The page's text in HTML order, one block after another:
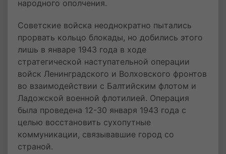
народного ополчения.
Советские войска неоднократно пытались
прорвать кольцо блокады, но добились этого
лишь в январе 1943 года в ходе
стратегической наступательной операции
войск Ленинградского и Волховского фронтов
во взаимодействии с Балтийским флотом и
Ладожской военной флотилией. Операция
была проведена 12-30 января 1943 года с
целью восстановить сухопутные
коммуникации, связывавшие город со
страной.